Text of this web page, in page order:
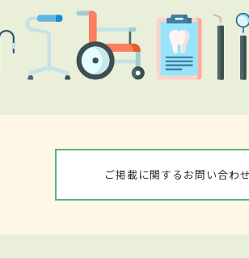
ご掲載に関するお問い合わ